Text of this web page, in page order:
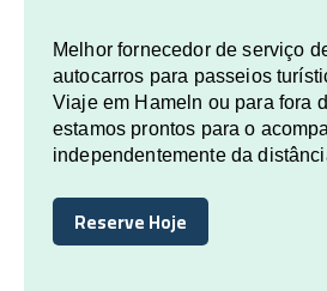
Melhor fornecedor de serviço
autocarros para passeios
Viaje em Hameln ou para fora
estamos prontos para o
independentemente da
Reserve Hoje
Reserve Hoje